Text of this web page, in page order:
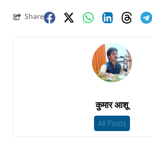
Share
कुमार आशू
All Posts